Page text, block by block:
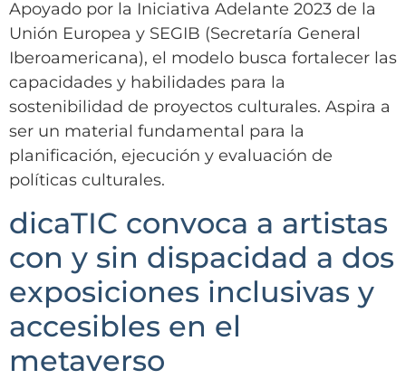
Apoyado por la Iniciativa Adelante 2023 de la
Unión Europea y SEGIB (Secretaría General
Iberoamericana), el modelo busca fortalecer las
capacidades y habilidades para la
sostenibilidad de proyectos culturales. Aspira a
ser un material fundamental para la
planificación, ejecución y evaluación de
políticas culturales.
dicaTIC convoca a artistas
con y sin dispacidad a dos
exposiciones inclusivas y
accesibles en el
metaverso